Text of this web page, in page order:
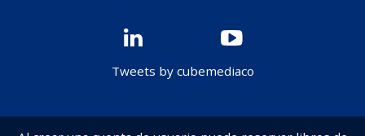
Tweets by cubemediaco